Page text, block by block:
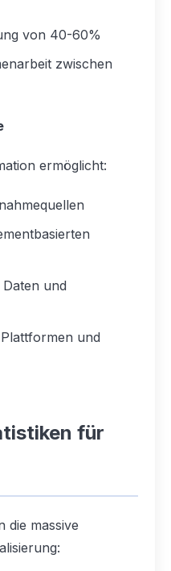
von 40-60%
zwischen
ermöglicht:
und
und
für
die massive